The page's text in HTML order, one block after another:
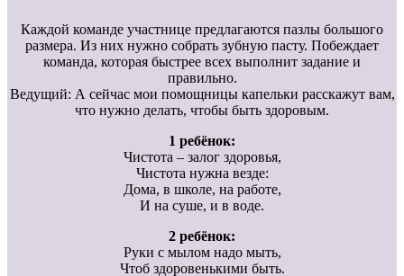
Каждой команде участнице предлагаются пазлы большого
размера. Из них нужно собрать зубную пасту. Побеждает
команда, которая быстрее всех выполнит задание и
правильно.
Ведущий: А сейчас мои помощницы капельки расскажут вам,
что нужно делать, чтобы быть здоровым.
1 ребёнок:
Чистота – залог здоровья,
Чистота нужна везде:
Дома, в школе, на работе,
И на суше, и в воде.
2 ребёнок:
Руки с мылом надо мыть,
Чтоб здоровенькими быть.